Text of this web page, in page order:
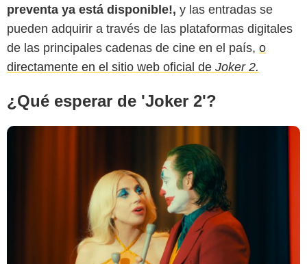
preventa ya está disponible!, y las entradas se
pueden adquirir a través de las plataformas digitales
de las principales cadenas de cine en el país, o
directamente en el sitio web oficial de Joker 2.
¿Qué esperar de 'Joker 2'?